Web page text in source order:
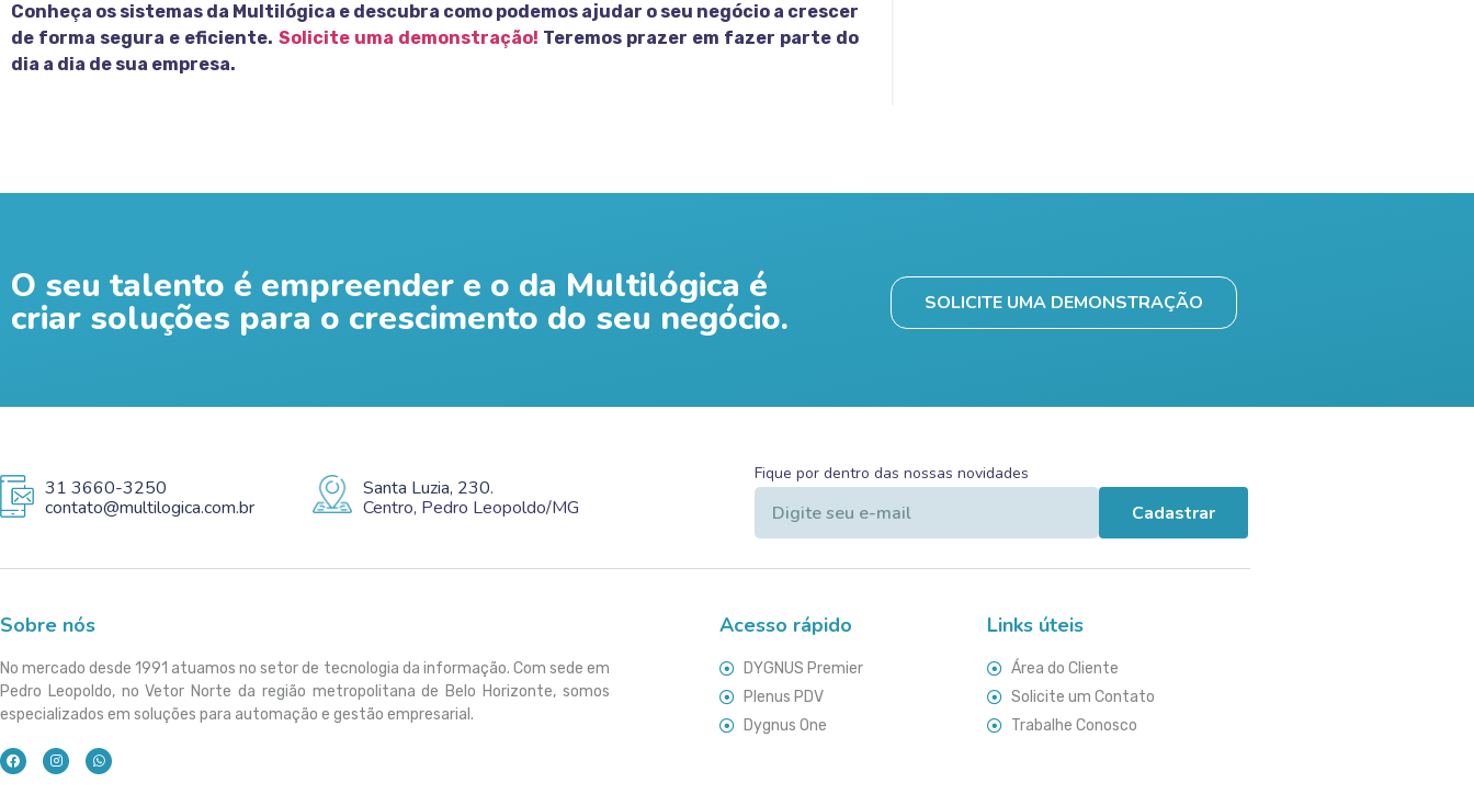
Conheça os sistemas da Multilógica e descubra como podemos ajudar o seu negócio a crescer
de forma segura e eficiente. Solicite uma demonstração! Teremos prazer em fazer parte do
dia a dia de sua empresa.
O seu talento é empreender e o da Multilógica é
criar soluções para o crescimento do seu negócio. SOLICITE UMA DEMONSTRAÇÃO
31 3660-3250
contato@multilogica.com.br
Santa Luzia, 230.
Centro, Pedro Leopoldo/MG
Fique por dentro das nossas novidades
Cadastrar
Sobre nós
No mercado desde 1991 atuamos no setor de tecnologia da informação. Com sede em
Pedro Leopoldo, no Vetor Norte da região metropolitana de Belo Horizonte, somos
especializados em soluções para automação e gestão empresarial.
Acesso rápido
DYGNUS Premier
Plenus PDV
Dygnus One
Links úteis
Área do Cliente
Solicite um Contato
Trabalhe Conosco